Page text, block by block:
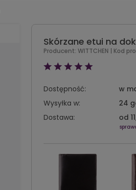
Skórzane etui na
Producent:WITTCHEN | Kod
Dostępność:
w
Wysyłka w:
24
Dostawa:
od